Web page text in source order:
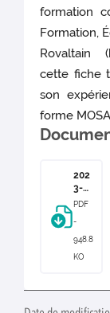
formation
Formation,
Rovaltain
cette fiche
son
forme
202
3-
Fich
SAI
C
PDF
-
948.8
KO